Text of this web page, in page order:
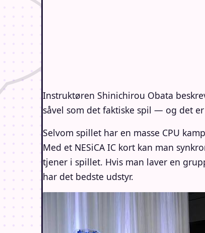
Instruktøren Shinichirou Obata
såvel som det faktiske spil — og det
Selvom spillet har en masse CPU
Med et NESiCA IC kort kan man
tjener i spillet. Hvis man laver en
har det bedste udstyr.